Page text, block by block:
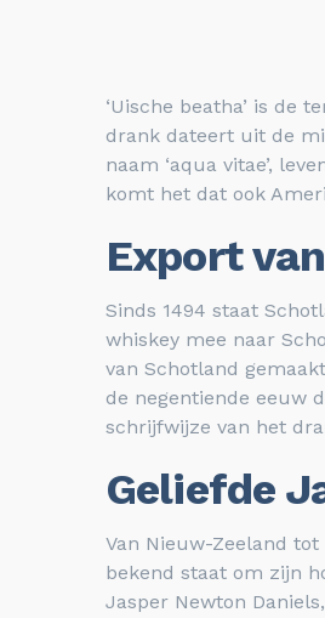
‘Uische beatha’ is de
drank dateert uit de
naam ‘aqua vitae’,
komt het dat ook
Export
Sinds 1494 staat
whiskey mee naar
van Schotland
de negentiende eeuw
schrijfwijze van het
Geliefde
Van Nieuw-Zeeland
bekend staat om zijn
Jasper Newton